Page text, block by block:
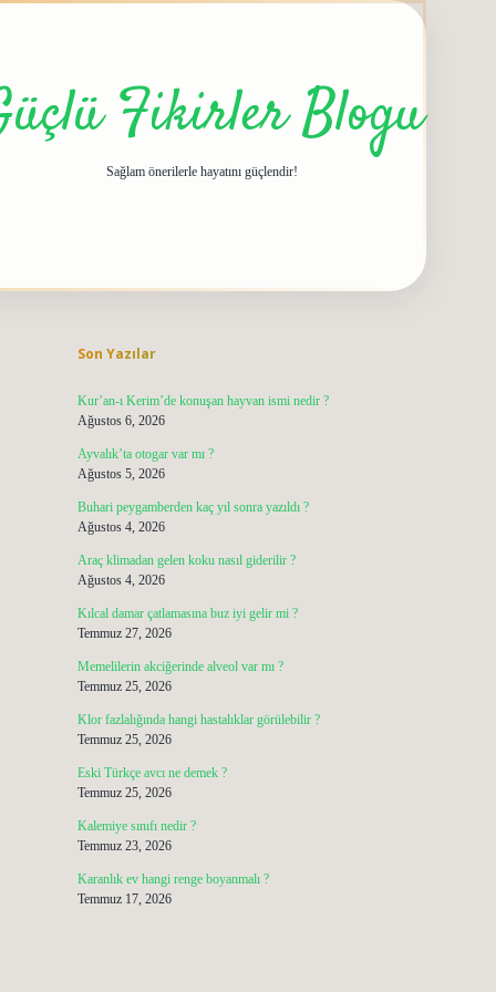
Fikirler Blogu
Sağlam önerilerle hayatını güçlendir!
Son Yazılar
Kur’an-ı Kerim’de konuşan hayvan ismi nedir ?
Ağustos 6, 2026
Ayvalık’ta otogar var mı ?
Ağustos 5, 2026
Buhari peygamberden kaç yıl sonra yazıldı ?
Ağustos 4, 2026
Araç klimadan gelen koku nasıl giderilir ?
Ağustos 4, 2026
Kılcal damar çatlamasına buz iyi gelir mi ?
Temmuz 27, 2026
Memelilerin akciğerinde alveol var mı ?
Temmuz 25, 2026
Klor fazlalığında hangi hastalıklar görülebilir ?
Temmuz 25, 2026
Eski Türkçe avcı ne demek ?
Temmuz 25, 2026
Kalemiye sınıfı nedir ?
Temmuz 23, 2026
Karanlık ev hangi renge boyanmalı ?
Temmuz 17, 2026